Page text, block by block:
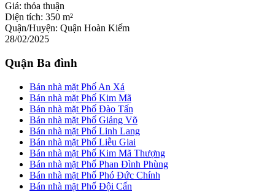
Giá: thỏa thuận
Diện tích: 350 m²
Quận/Huyện: Quận Hoàn Kiếm
28/02/2025
Quận Ba đình
Bán nhà mặt Phố An Xá
Bán nhà mặt Phố Kim Mã
Bán nhà mặt Phố Đào Tấn
Bán nhà mặt Phố Giảng Võ
Bán nhà mặt Phố Linh Lang
Bán nhà mặt Phố Liễu Giai
Bán nhà mặt Phố Kim Mã Thượng
Bán nhà mặt Phố Phan Đình Phùng
Bán nhà mặt Phố Phó Đức Chính
Bán nhà mặt Phố Đội Cấn